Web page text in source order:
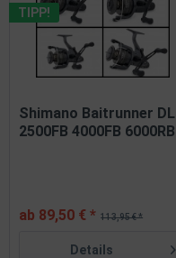
TIPP!
Shimano Baitrunner DL
2500FB 4000FB 6000RB
113,95 € *
ab 89,50 € *
Details